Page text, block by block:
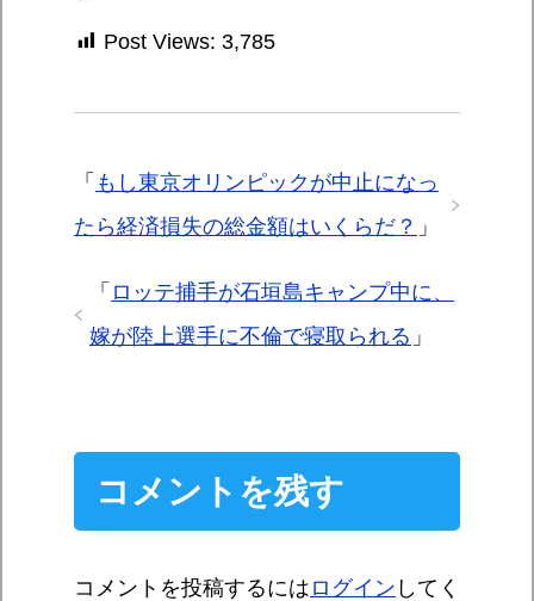
Post Views: 3,785
「 もし東京オリンピックが中止になっ
たら経済損失の総金額はいくらだ？ 」
「 ロッテ捕手が石垣島キャンプ中に、
嫁が陸上選手に不倫で寝取られる 」
コメントを残す
コメントを投稿するには ログイン してく